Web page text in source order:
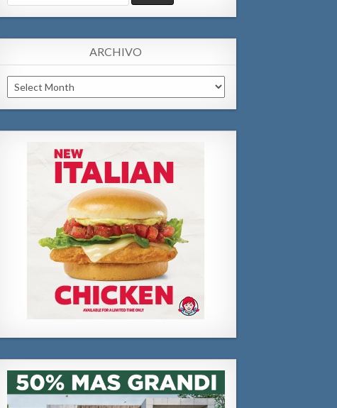
for:
ARCHIVO
Archivo